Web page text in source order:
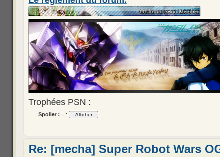
Trophées PSN :
Spoiler : = :
Re: [mecha] Super Robot Wars